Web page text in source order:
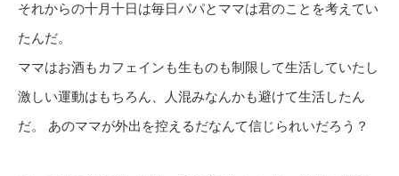
それからの十月十日は毎日パパとママは君のことを考えてい
たんだ。
ママはお酒もカフェインも生ものも制限して生活していたし
激しい運動はもちろん、人混みなんかも避けて生活したん
だ。 あのママが外出を控えるだなんて信じられいだろう？